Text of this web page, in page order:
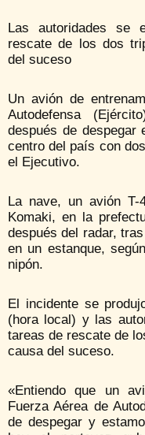
Las autoridades se
rescate de los dos
del suceso
Un avión de
Autodefensa
después de despegar
centro del país con
el Ejecutivo.
La nave, un avión T-
Komaki, en la
después del radar,
en un estanque,
nipón.
El incidente se
(hora local) y las
tareas de rescate de
causa del suceso.
«Entiendo que un
Fuerza Aérea de
de despegar y